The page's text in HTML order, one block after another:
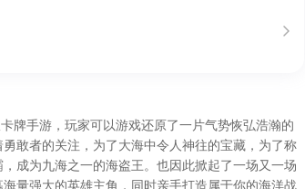
牌手游，玩家可以游戏还原了一片气势恢弘浩瀚的
敢者的关注，为了大海中令人神往的宝藏，为了称
成为九海之一的海盗王。也因此掀起了一场又一场
量强大的英雄主角，同时亲手打造属于你的海洋战